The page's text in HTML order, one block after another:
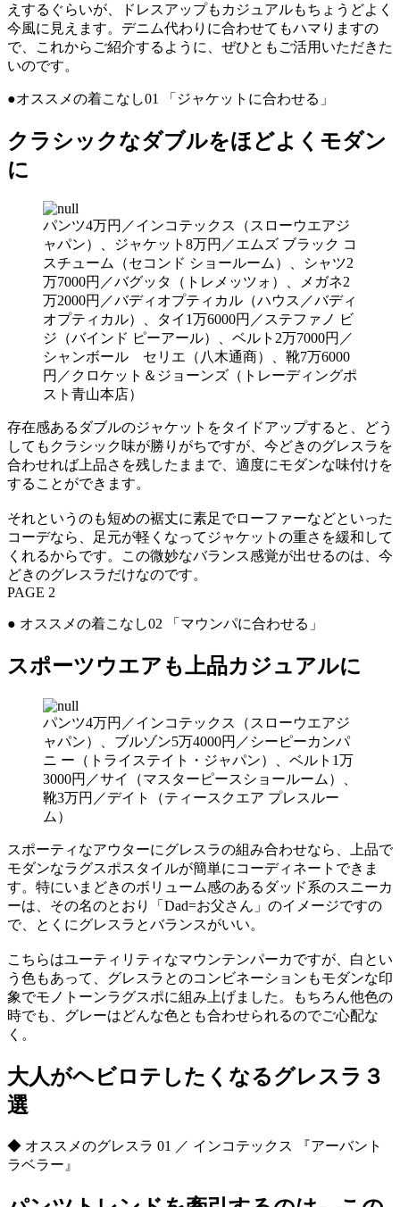
えするぐらいが、ドレスアップもカジュアルもちょうどよく
今風に見えます。デニム代わりに合わせてもハマりますの
で、これからご紹介するように、ぜひともご活用いただきた
いのです。
●オススメの着こなし01 「ジャケットに合わせる」
クラシックなダブルをほどよくモダン
に
パンツ4万円／インコテックス（スローウエアジ
ャパン）、ジャケット8万円／エムズ ブラック コ
スチューム（セコンド ショールーム）、シャツ2
万7000円／バグッタ（トレメッツォ）、メガネ2
万2000円／バディオプティカル（ハウス／バディ
オプティカル）、タイ1万6000円／ステファノ ビ
ジ（バインド ピーアール）、ベルト2万7000円／
シャンボール セリエ（八木通商）、靴7万6000
円／クロケット＆ジョーンズ（トレーディングポ
スト青山本店）
存在感あるダブルのジャケットをタイドアップすると、どう
してもクラシック味が勝りがちですが、今どきのグレスラを
合わせれば上品さを残したままで、適度にモダンな味付けを
することができます。
それというのも短めの裾丈に素足でローファーなどといった
コーデなら、足元が軽くなってジャケットの重さを緩和して
くれるからです。この微妙なバランス感覚が出せるのは、今
どきのグレスラだけなのです。
PAGE 2
● オススメの着こなし02 「マウンパに合わせる」
スポーツウエアも上品カジュアルに
パンツ4万円／インコテックス（スローウエアジ
ャパン）、ブルゾン5万4000円／シーピーカンパ
ニ ー（トライステイト・ジャパン）、ベルト1万
3000円／サイ（マスターピースショールーム）、
靴3万円／デイト（ティースクエア プレスルー
ム）
スポーティなアウターにグレスラの組み合わせなら、上品で
モダンなラグスポスタイルが簡単にコーディネートできま
す。特にいまどきのボリューム感のあるダッド系のスニーカ
ーは、その名のとおり「Dad=お父さん」のイメージですの
で、とくにグレスラとバランスがいい。
こちらはユーティリティなマウンテンパーカですが、白とい
う色もあって、グレスラとのコンビネーションもモダンな印
象でモノトーンラグスポに組み上げました。もちろん他色の
時でも、グレーはどんな色とも合わせられるのでご心配な
く。
大人がヘビロテしたくなるグレスラ３
選
◆ オススメのグレスラ 01 ／ インコテックス 『アーバント
ラベラー』